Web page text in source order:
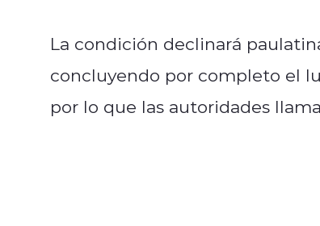
La condición declinará
concluyendo por completo el
por lo que las autoridades